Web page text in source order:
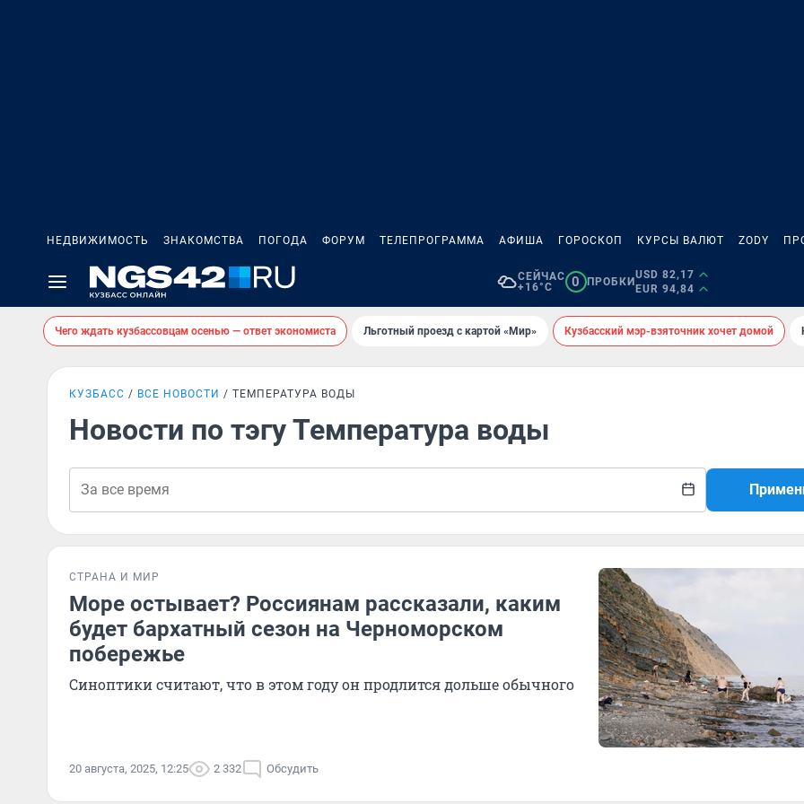
НЕДВИЖИМОСТЬ ЗНАКОМСТВА ПОГОДА ФОРУМ ТЕЛЕПРОГРАММА АФИША ГОРОСКОП КУРСЫ ВАЛЮТ ZODY
СЕЙЧАС
+16°C
0 ПРОБКИ
USD 82,17
EUR 94,84
Чего ждать кузбассовцам осенью — ответ экономиста Льготный проезд с картой «Мир» Кузбасский мэр-взяточник хочет домой
КУЗБАСС ВСЕ НОВОСТИ ТЕМПЕРАТУРА ВОДЫ
Новости по тэгу Температура воды
СТРАНА И МИР
Море остывает? Россиянам рассказали, каким
будет бархатный сезон на Черноморском
побережье
Синоптики считают, что в этом году он продлится дольше обычного
20 августа, 2025, 12:25 2 332 Обсудить